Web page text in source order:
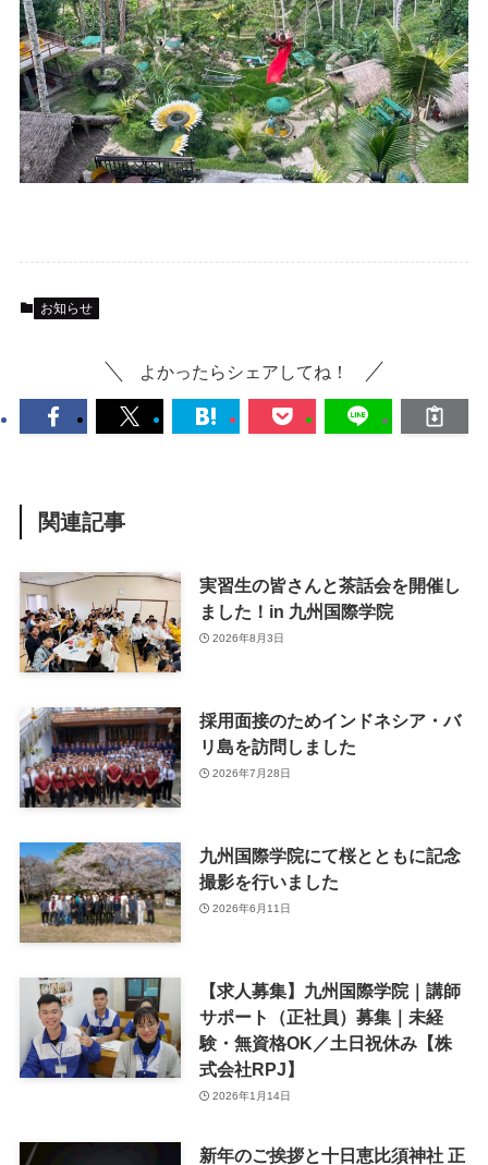
お知らせ
よかったらシェアしてね！
関連記事
実習生の皆さんと茶話会を開催し
ました！in 九州国際学院
2026年8月3日
採用面接のためインドネシア・バ
リ島を訪問しました
2026年7月28日
九州国際学院にて桜とともに記念
撮影を行いました
2026年6月11日
【求人募集】九州国際学院｜講師
サポート（正社員）募集｜未経
験・無資格OK／土日祝休み【株
式会社RPJ】
2026年1月14日
新年のご挨拶と十日恵比須神社 正